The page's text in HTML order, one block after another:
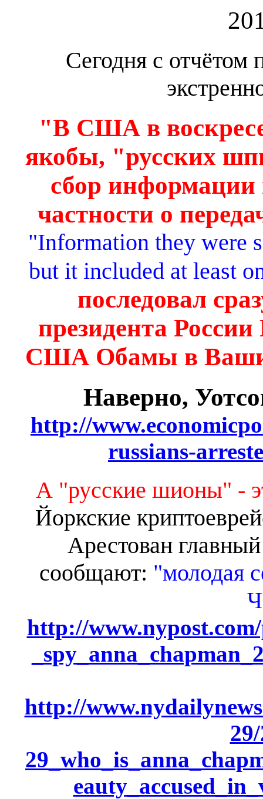
Сегодня с
"В США в
якобы, "русских
сбор
частности о
"Information they were
but it included at least
последовал
президента
США Обамы в
Наверно,
http://
russians-
А "русские шионы" -
Йоркские
Арестован
сообщают: "молодая
http://
http://